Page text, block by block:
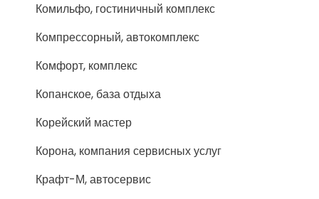
Комильфо, гостиничный комплекс
Компрессорный, автокомплекс
Комфорт, комплекс
Копанское, база отдыха
Корейский мастер
Корона, компания сервисных услуг
Крафт-М, автосервис